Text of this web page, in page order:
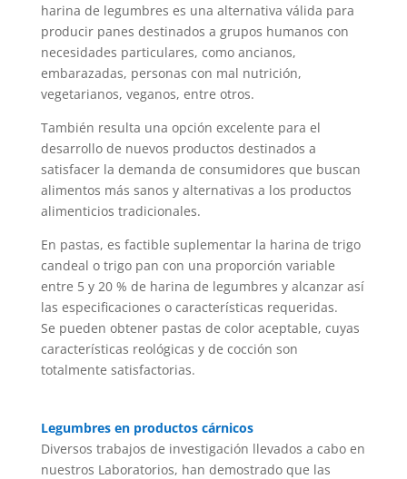
harina de legumbres es una alternativa válida para
producir panes destinados a grupos humanos con
necesidades particulares, como ancianos,
embarazadas, personas con mal nutrición,
vegetarianos, veganos, entre otros.
También resulta una opción excelente para el
desarrollo de nuevos productos destinados a
satisfacer la demanda de consumidores que buscan
alimentos más sanos y alternativas a los productos
alimenticios tradicionales.
En pastas, es factible suplementar la harina de trigo
candeal o trigo pan con una proporción variable
entre 5 y 20 % de harina de legumbres y alcanzar así
las especificaciones o características requeridas.
Se pueden obtener pastas de color aceptable, cuyas
características reológicas y de cocción son
totalmente satisfactorias.
Legumbres en productos cárnicos
Diversos trabajos de investigación llevados a cabo en
nuestros Laboratorios, han demostrado que las